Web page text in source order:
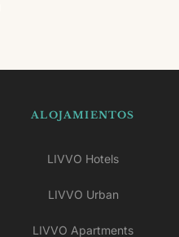
ALOJAMIENTOS
LIVVO Hotels
LIVVO Urban
LIVVO Apartments